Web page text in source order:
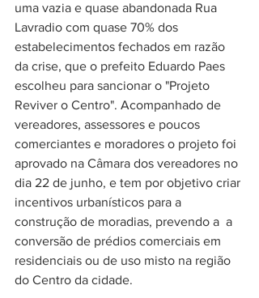
uma vazia e quase abandonada Rua
Lavradio com quase 70% dos
estabelecimentos fechados em razão
da crise, que o prefeito Eduardo Paes
escolheu para sancionar o "Projeto
Reviver o Centro". Acompanhado de
vereadores, assessores e poucos
comerciantes e moradores o projeto foi
aprovado na Câmara dos vereadores no
dia 22 de junho, e tem por objetivo criar
incentivos urbanísticos para a
construção de moradias, prevendo a  a
conversão de prédios comerciais em
residenciais ou de uso misto na região
do Centro da cidade.